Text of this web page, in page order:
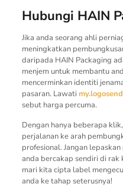
Hubungi HAIN
Jika anda seorang ahli
meningkatkan
daripada HAIN Packaging
menjem untuk membantu
mencerminkan identiti
pasaran. Lawati
sebut harga percuma.
Dengan hanya beberapa
perjalanan ke arah
profesional. Jangan
anda bercakap sendiri di rak
mari kita cipta label
anda ke tahap seterusnya!